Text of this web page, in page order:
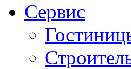
Сервис